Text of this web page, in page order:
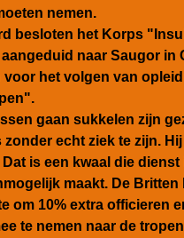
nemen.
besloten het Korps
naar Saugor in
voor het volgen van
gaan sukkelen zijn
zonder echt ziek te zijn.
is een kwaal die
maakt. De Britten
om 10% extra officieren
te nemen naar de